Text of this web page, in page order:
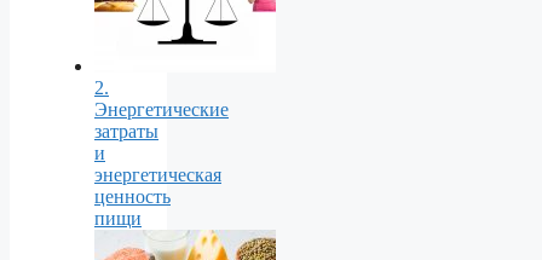
2.
Энергетические
затраты
и
энергетическая
ценность
пищи